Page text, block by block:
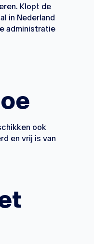
Klopt de
in Nederland
administratie
ook
en vrij is van